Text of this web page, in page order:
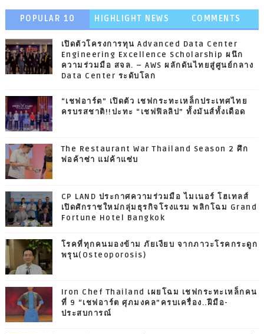
POPULAR 10 HIGHLIGHT NEWS COMMENTS
เปิดตัวโครงการทุน Advanced Data Center
Engineering Excellence Scholarship ผนึก
ความร่วมมือ สจล. – AWS ผลักดันไทยสู่ศูนย์กลาง
Data Center ระดับโลก
“เชฟอาร์ต” เปิดตัว เชฟกระทะเหล็กประเทศไทย
ครบรสชาติ!!ปะทะ “เชฟฟิลลิป” ทั้งมันส์ทั้งเดือด
The Restaurant War Thailand Season 2 ศึก
พ่อค้าซ่า แม่ค้าแซ่บ
CP LAND ประกาศความร่วมมือ ไมเนอร์ โฮเทลส์
เปิดศักราชใหม่กลุ่มธุรกิจโรงแรม พลิกโฉม Grand
Fortune Hotel Bangkok
โรคที่ทุกคนมองข้าม ภัยเงียบ จากภาวะโรคกระดูก
พรุน(Osteoporosis)
Iron Chef Thailand เผยโฉม เชฟกระทะเหล็กคน
ที่ 9 “เชฟอาร์ต ศุภมงคล”ครบเครื่อง..ฝีมือ-
ประสบการณ์